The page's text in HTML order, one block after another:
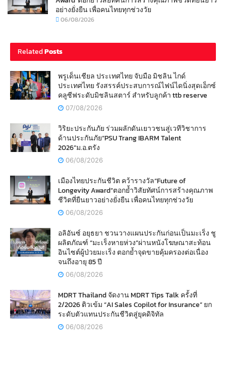
อย่างยั่งยืน เพื่อคนไทยทุกช่วงวัย
06/08/2026
RelatedPosts
พรูเด็นเชียล ประเทศไทย จับมือ มิชลิน ไกด์
ประเทศไทย รังสรรค์ประสบการณ์ไฟน์ไดนิ่งสุดเอ็กซ์
คลูซีฟระดับมิชลินสตาร์ สำหรับลูกค้า ttb reserve
07/08/2026
วิริยะประกันภัย ร่วมผลักดันเยาวชนสู่เวทีวิชาการ
ด้านประกันภัย“PSU Trang IBARM Talent
2026”ม.อ.ตรัง
06/08/2026
เมืองไทยประกันชีวิต คว้ารางวัล“Future of
Longevity Award”ตอกย้ำวิสัยทัศน์การสร้างคุณภาพ
ชีวิตที่ยืนยาวอย่างยั่งยืน เพื่อคนไทยทุกช่วงวัย
06/08/2026
อลิอันซ์ อยุธยา ชวนวางแผนประกันก่อนเป็นมะเร็ง ชู
ผลิตภัณฑ์ “มะเร็งหายห่วง”ผ่านหนังโฆษณาสะท้อน
อินไซต์ผู้ป่วยมะเร็ง ตอกย้ำจุดขายคุ้มครองต่อเนื่อง
จนถึงอายุ 85 ปี
06/08/2026
MDRT Thailand จัดงาน MDRT Tips Talk ครั้งที่
2/2026 ติวเข้ม “AI Sales Copilot for Insurance” ยก
ระดับตัวแทนประกันชีวิตสู่ยุคดิจิทัล
06/08/2026